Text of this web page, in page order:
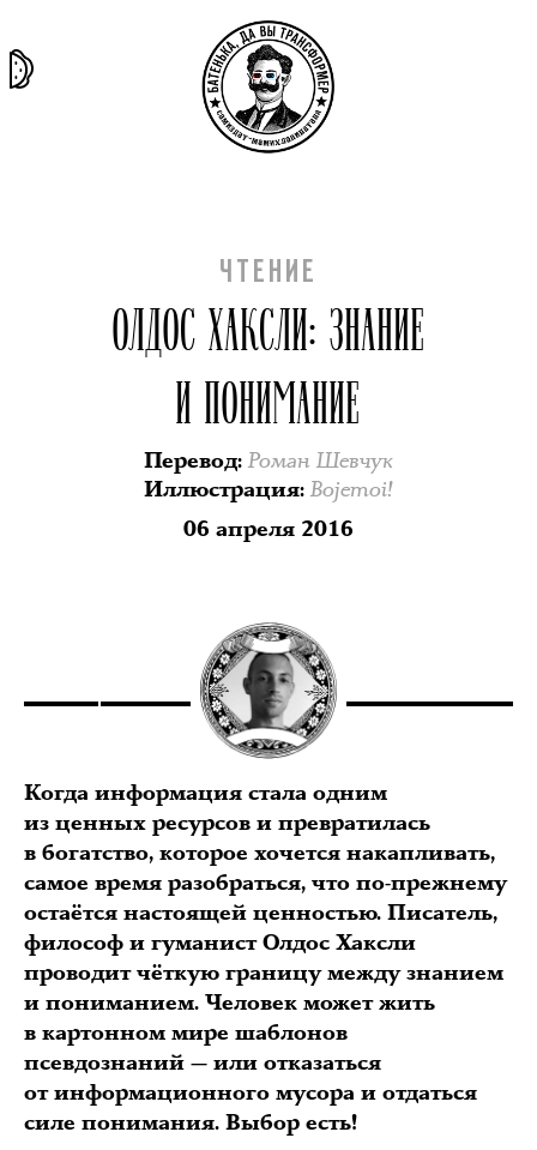
ЧТЕНИЕ
ОЛДОС ХАКСЛИ: ЗНАНИЕ
И ПОНИМАНИЕ
Перевод: Роман Шевчук
Иллюстрация: Bojemoi!
06 апреля 2016
Когда информация стала одним
из ценных ресурсов и превратилась
в богатство, которое хочется накапливать,
самое время разобраться, что по-прежнему
остаётся настоящей ценностью. Писатель,
философ и гуманист Олдос Хаксли
проводит чёткую границу между знанием
и пониманием. Человек может жить
в картонном мире шаблонов
псевдознаний — или отказаться
от информационного мусора и отдаться
силе понимания. Выбор есть!